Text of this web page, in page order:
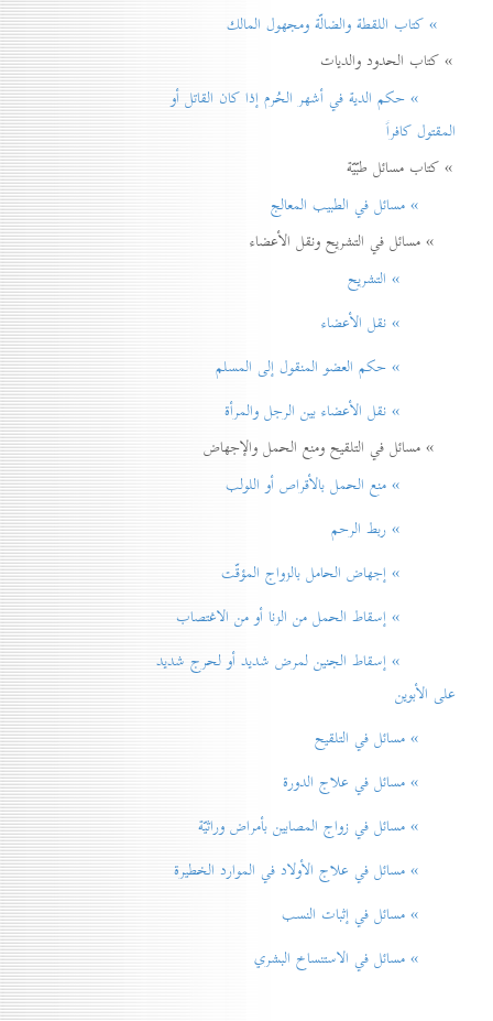
» كتاب اللقطة والضالّة ومجهول المالك
» كتاب الحدود والديات
» حكم الدية في أشهر الحُرم إذا كان القاتل أو
المقتول كافراً
» كتاب مسائل طبّيّة
» مسائل في الطبيب المعالج
» مسائل في التشريح ونقل الأعضاء
» التشريح
» نقل الأعضاء
» حكم العضو المنقول إلی المسلم
» نقل الأعضاء بين الرجل والمرأة
» مسائل في التلقيح ومنع الحمل والإجهاض
» منع الحمل بالأقراص أو اللولب
» ربط الرحم
» إجهاض الحامل بالزواج المؤقّت
» إسقاط الحمل من الزنا أو من الاغتصاب
» إسقاط الجنين لمرض شديد أو لحرج شديد
على الأبوين
» مسائل في التلقيح
» مسائل في علاج الدورة
» مسائل في زواج المصابين بأمراض وراثيّة
» مسائل في علاج الأولاد في الموارد الخطيرة
» مسائل في إثبات النسب
» مسائل في الاستنساخ البشري